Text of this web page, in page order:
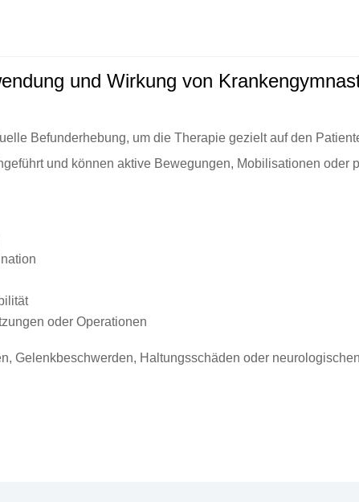
und Wirkung von
Befunderhebung, um die Therapie gezielt auf den
und können aktive Bewegungen, Mobilisationen oder
oder Operationen
Gelenkbeschwerden, Haltungsschäden oder